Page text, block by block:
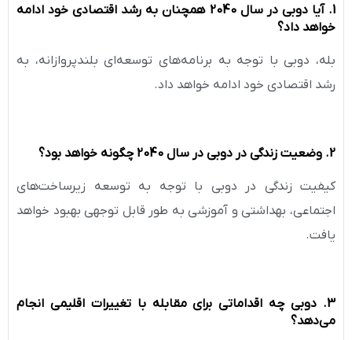
1. آیا دوبی در سال 2040 همچنان به رشد اقتصادی خود ادامه
خواهد داد؟
بله، دوبی با توجه به برنامه‌های توسعه‌ای بلندپروازانه، به
رشد اقتصادی خود ادامه خواهد داد.
2. وضعیت زندگی در دوبی در سال 2040 چگونه خواهد بود؟
کیفیت زندگی در دوبی با توجه به توسعه زیرساخت‌های
اجتماعی، بهداشتی و آموزشی به طور قابل توجهی بهبود خواهد
یافت.
3. دوبی چه اقداماتی برای مقابله با تغییرات اقلیمی انجام
می‌دهد؟